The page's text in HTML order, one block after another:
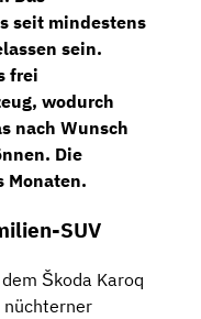
seit mindestens
sein.
frei
, wodurch
nach Wunsch
Die
Monaten.
SUV
Škoda Karoq
nüchterner